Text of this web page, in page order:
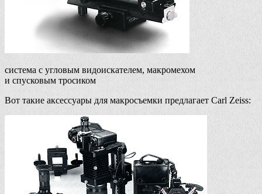
система с угловым видоискателем, макромехом
и спусковым тросиком
Вот такие аксессуары для макросъемки предлагает Carl Zeiss: